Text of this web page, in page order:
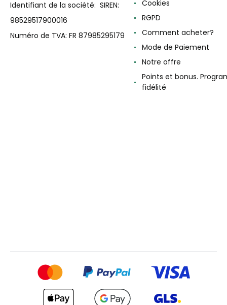
Identifiant de la société: SIREN:
98529517900016
Numéro de TVA: FR 87985295179
Cookies
RGPD
Comment acheter?
Mode de Paiement
Notre offre
Points et bonus.
fidélité